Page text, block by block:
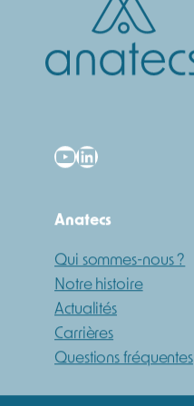
YouTube
LinkedIn
Anatecs
Qui sommes-nous ?
Notre histoire
Actualités
Carrières
Questions fréquentes